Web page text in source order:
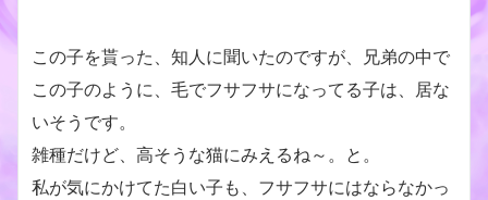
この子を貰った、知人に聞いたのですが、兄弟の中で
この子のように、毛でフサフサになってる子は、居な
いそうです。
雑種だけど、高そうな猫にみえるね～。と。
私が気にかけてた白い子も、フサフサにはならなかっ